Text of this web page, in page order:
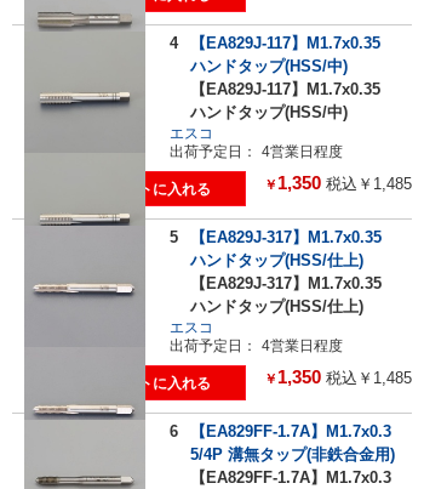
4
【EA829J-117】M1.7x0.35
ハンドタップ(HSS/中)
【EA829J-117】M1.7x0.35
ハンドタップ(HSS/中)
エスコ
出荷予定日：
4営業日程度
￥ 1,350 税込￥1,485
5
【EA829J-317】M1.7x0.35
ハンドタップ(HSS/仕上)
【EA829J-317】M1.7x0.35
ハンドタップ(HSS/仕上)
エスコ
出荷予定日：
4営業日程度
￥ 1,350 税込￥1,485
6
【EA829FF-1.7A】M1.7x0.3
5/4P 溝無タップ(非鉄合金用)
【EA829FF-1.7A】M1.7x0.3